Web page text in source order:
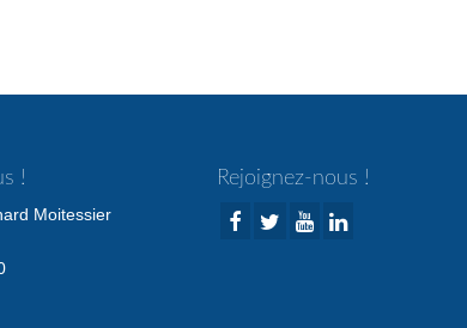
!
Moitessier
Rejoignez-nous !